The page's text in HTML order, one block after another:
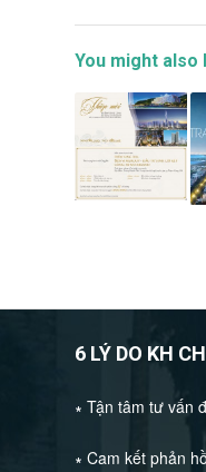
You might also
6 LÝ DO KH
∗ Tận tâm tư vấn
∗ Cam kết phản